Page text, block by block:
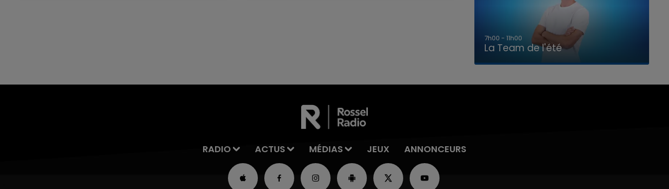
7h00 - 11h00
La Team de l'été
RADIO ACTUS MÉDIAS JEUX ANNONCEURS